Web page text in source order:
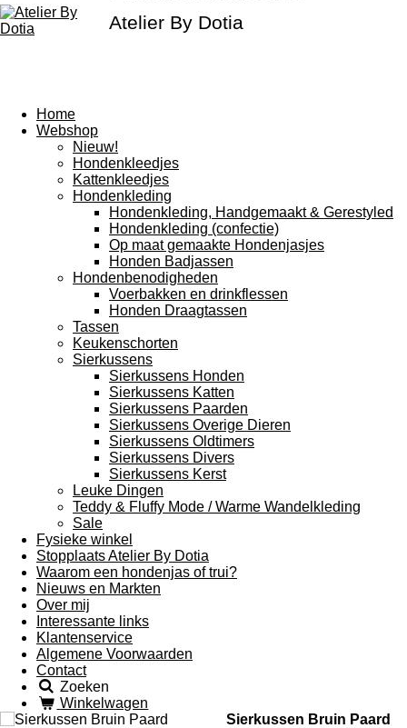
Atelier By Dotia
Home
Webshop
Nieuw!
Hondenkleedjes
Kattenkleedjes
Hondenkleding
Hondenkleding, Handgemaakt & Gerestyled
Hondenkleding (confectie)
Op maat gemaakte Hondenjasjes
Honden Badjassen
Hondenbenodigheden
Voerbakken en drinkflessen
Honden Draagtassen
Tassen
Keukenschorten
Sierkussens
Sierkussens Honden
Sierkussens Katten
Sierkussens Paarden
Sierkussens Overige Dieren
Sierkussens Oldtimers
Sierkussens Divers
Sierkussens Kerst
Leuke Dingen
Teddy & Fluffy Mode / Warme Wandelkleding
Sale
Fysieke winkel
Stopplaats Atelier By Dotia
Waarom een hondenjas of trui?
Nieuws en Markten
Over mij
Interessante links
Klantenservice
Algemene Voorwaarden
Contact
Zoeken
Winkelwagen
Sierkussen Bruin Paard